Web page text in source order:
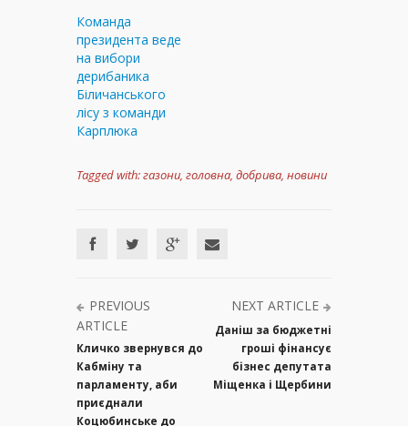
Команда
президента веде
на вибори
дерибаника
Біличанського
лісу з команди
Карплюка
Tagged with:газони, головна, добрива, новини
PREVIOUS
ARTICLE
Кличко звернувся до
Кабміну та
парламенту, аби
приєднали
Коцюбинське до
NEXT ARTICLE
Даніш за бюджетні
гроші фінансує
бізнес депутата
Міщенка і Щербини